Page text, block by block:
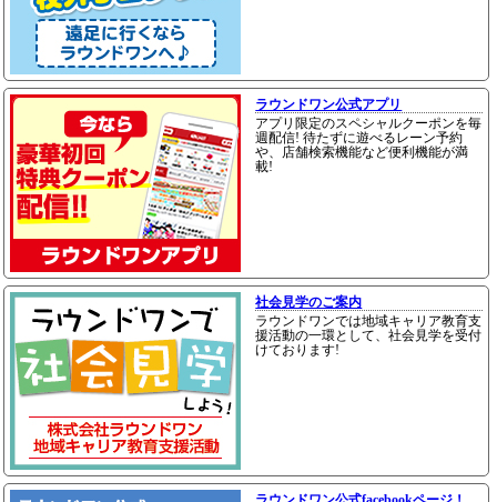
ラウンドワン公式アプリ
アプリ限定のスペシャルクーポンを毎
週配信! 待たずに遊べるレーン予約
や、店舗検索機能など便利機能が満
載!
社会見学のご案内
ラウンドワンでは地域キャリア教育支
援活動の一環として、社会見学を受付
けております!